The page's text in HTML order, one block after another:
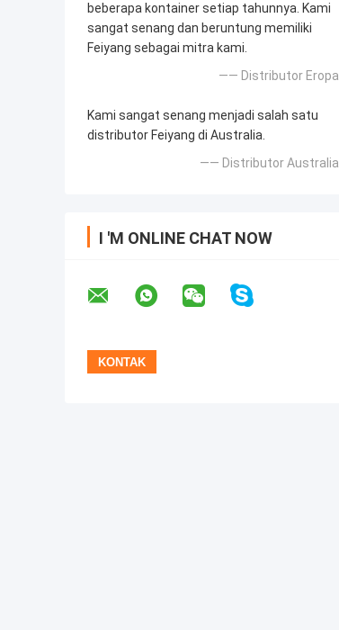
beberapa kontainer setiap tahunnya. Kami
sangat senang dan beruntung memiliki
Feiyang sebagai mitra kami.
—— Distributor Eropa
Kami sangat senang menjadi salah satu
distributor Feiyang di Australia.
—— Distributor Australia
I 'M ONLINE CHAT NOW